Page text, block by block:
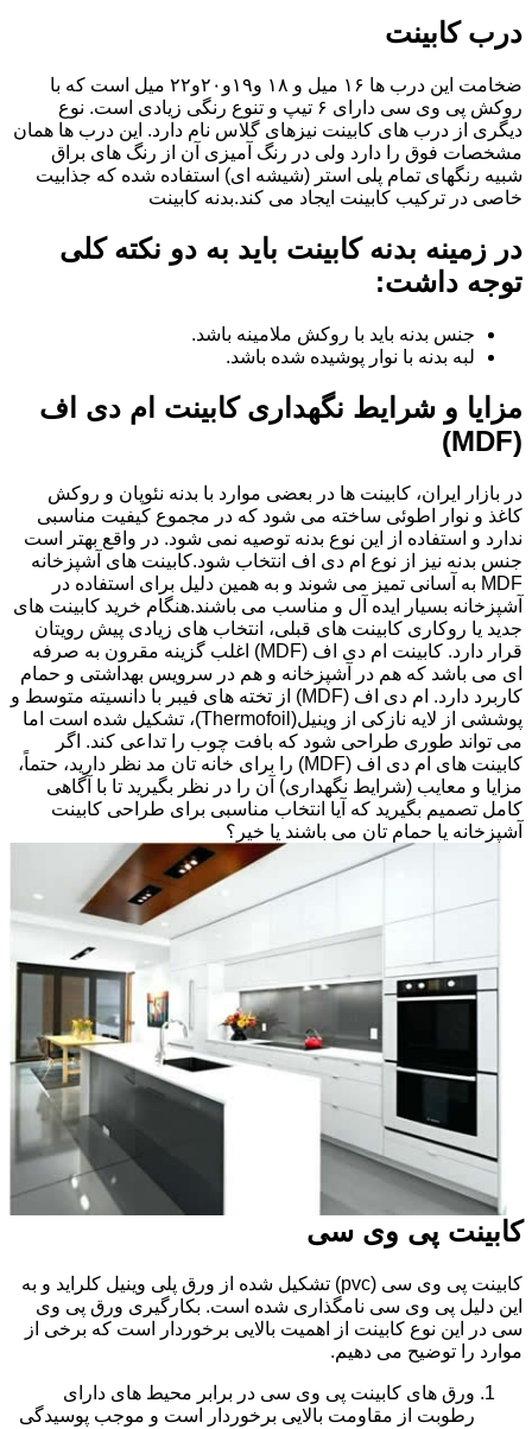
درب کابینت
ضخامت این درب ها ۱۶ میل و ۱۸ و١٩و٢٠و٢٢ میل است که با
روکش پی وی سی دارای ۶ تیپ و تنوع رنگی زیادی است. نوع
دیگری از درب های کابینت نیزهای گلاس نام دارد. این درب ها همان
مشخصات فوق را دارد ولی در رنگ آمیزی آن از رنگ های براق
شبیه رنگهای تمام پلی استر (شیشه ای) استفاده شده که جذابیت
خاصی در ترکیب کابینت ایجاد می کند.بدنه کابینت
در زمینه بدنه کابینت باید به دو نکته کلی
توجه داشت:
جنس بدنه باید با روکش ملامینه باشد.
لبه بدنه با نوار پوشیده شده باشد.
مزایا و شرایط نگهداری کابینت ام دی اف
(MDF)
در بازار ایران، کابینت ها در بعضی موارد با بدنه نئوپان و روکش
کاغذ و نوار اطوئی ساخته می شود که در مجموع کیفیت مناسبی
ندارد و استفاده از این نوع بدنه توصیه نمی شود. در واقع بهتر است
جنس بدنه نیز از نوع ام دی اف انتخاب شود.کابینت های آشپزخانه
MDF به آسانی تمیز می شوند و به همین دلیل برای استفاده در
آشپزخانه بسیار ایده آل و مناسب می باشند.هنگام خرید کابینت های
جدید یا روکاری کابینت های قبلی، انتخاب های زیادی پیش رویتان
قرار دارد. کابینت ام دی اف (MDF) اغلب گزینه مقرون به صرفه
ای می باشد که هم در آشپزخانه و هم در سرویس بهداشتی و حمام
کاربرد دارد. ام دی اف (MDF) از تخته های فیبر با دانسیته متوسط و
پوششی از لایه نازکی از وینیل(Thermofoil)، تشکیل شده است اما
می تواند طوری طراحی شود که بافت چوب را تداعی کند. اگر
کابینت های ام دی اف (MDF) را برای خانه تان مد نظر دارید، حتماً،
مزایا و معایب (شرایط نگهداری) آن را در نظر بگیرید تا با آگاهی
کامل تصمیم بگیرید که آیا انتخاب مناسبی برای طراحی کابینت
آشپزخانه یا حمام تان می باشند یا خیر؟
کابینت پی وی سی
کابینت پی وی سی (pvc) تشکیل شده از ورق پلی وینیل کلراید و به
این دلیل پی وی سی نامگذاری شده است. بکارگیری ورق پی وی
سی در این نوع کابینت از اهمیت بالایی برخوردار است که برخی از
موارد را توضیح می دهیم.
ورق های کابینت پی وی سی در برابر محیط های دارای
رطوبت از مقاومت بالایی برخوردار است و موجب پوسیدگی